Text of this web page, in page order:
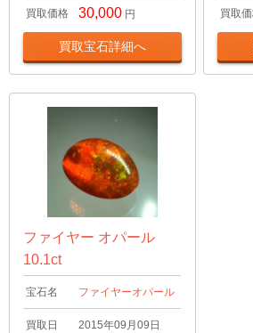
買取価格 30,000 円
買取宝石詳細へ
買取
ファイヤー オパール
10.1ct
宝石名 ファイヤーオパール
買取日 2015年09月09日